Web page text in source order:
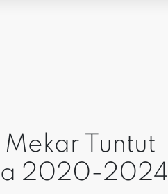
Tuntut
2020-2024